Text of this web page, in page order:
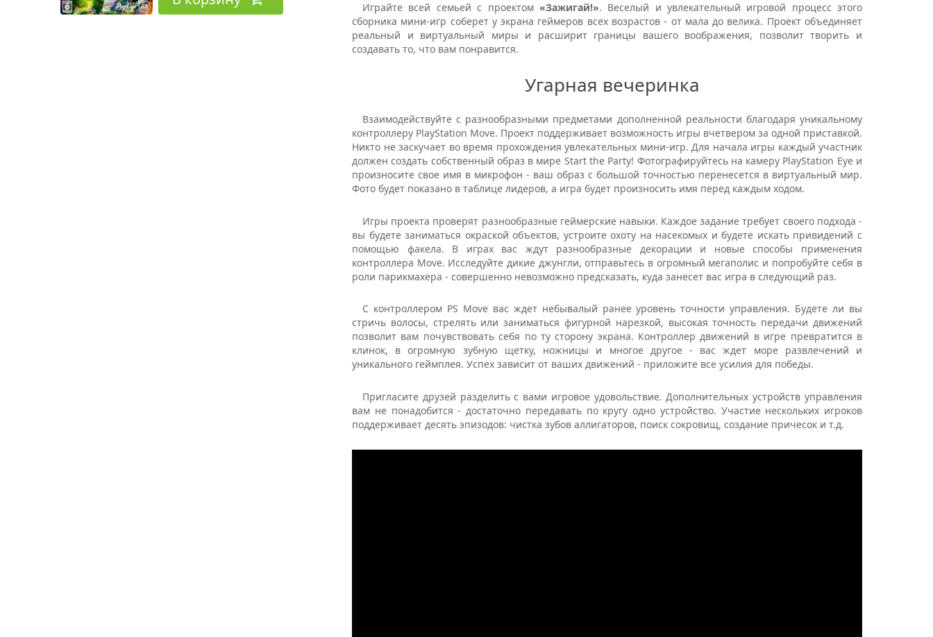
Играйте всей семьей с проектом «Зажигай!». Веселый и увлекательный игровой процесс этого
сборника мини-игр соберет у экрана геймеров всех возрастов - от мала до велика. Проект объединяет
реальный и виртуальный миры и расширит границы вашего воображения, позволит творить и
создавать то, что вам понравится.
Угарная вечеринка
Взаимодействуйте с разнообразными предметами дополненной реальности благодаря уникальному
контроллеру PlayStation Move. Проект поддерживает возможность игры вчетвером за одной приставкой.
Никто не заскучает во время прохождения увлекательных мини-игр. Для начала игры каждый участник
должен создать собственный образ в мире Start the Party! Фотографируйтесь на камеру PlayStation Eye и
произносите свое имя в микрофон - ваш образ с большой точностью перенесется в виртуальный мир.
Фото будет показано в таблице лидеров, а игра будет произносить имя перед каждым ходом.
Игры проекта проверят разнообразные геймерские навыки. Каждое задание требует своего подхода -
вы будете заниматься окраской объектов, устроите охоту на насекомых и будете искать привидений с
помощью факела. В играх вас ждут разнообразные декорации и новые способы применения
контроллера Move. Исследуйте дикие джунгли, отправьтесь в огромный мегаполис и попробуйте себя в
роли парикмахера - совершенно невозможно предсказать, куда занесет вас игра в следующий раз.
С контроллером PS Move вас ждет небывалый ранее уровень точности управления. Будете ли вы
стричь волосы, стрелять или заниматься фигурной нарезкой, высокая точность передачи движений
позволит вам почувствовать себя по ту сторону экрана. Контроллер движений в игре превратится в
клинок, в огромную зубную щетку, ножницы и многое другое - вас ждет море развлечений и
уникального геймплея. Успех зависит от ваших движений - приложите все усилия для победы.
Пригласите друзей разделить с вами игровое удовольствие. Дополнительных устройств управления
вам не понадобится - достаточно передавать по кругу одно устройство. Участие нескольких игроков
поддерживает десять эпизодов: чистка зубов аллигаторов, поиск сокровищ, создание причесок и т.д.